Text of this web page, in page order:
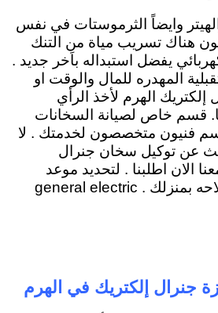
وايضاً الثرموستات في نفس
هناك تسريب مياة من التنك
يفضل استبداله باَخر جديد .
المهدره للمال والوقت او
الهرم لأخذ الرأي
قسم خاص لصيانة السخانات
فنيون متخصصون لخدمتك . لا
عن توكيل سخان جنرال
الان اطلبنا . لتحديد موعد
لفحص السخان واصلاحه بمنزلك . general electric
جنرال إلكتريك في الهرم